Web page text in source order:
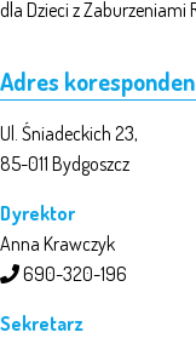
dla Dzieci z Zaburzeniami
Adres
Ul. Śniadeckich 23,
85-011 Bydgoszcz
Dyrektor
Anna Krawczyk
690-320-196
Sekretarz